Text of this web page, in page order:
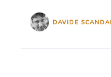
DAVIDE